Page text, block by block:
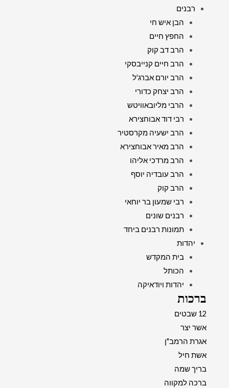
רבנים
הבן איש חי
החפץ חיים
הרב דב קוק
הרב חיים קנייבסקי
הרב יורם אברג'ל
הרב יצחק כדורי
הרבי מליובאוויטש
רבי דוד אבוחצירא
הרב ישעיה מקרסטיר
הרב מאיר אבוחצירא
הרב מרדכי אליהו
הרב עובדיה יוסף
הרב קוק
רבי שמעון בר יוחאי
רבנים שונים
תמונות רבנים ביחד
יהדות
בית המקדש
הכותל
יהדות ויודאיקה
ברכות
12 שבטים
אשר יצר
אגרת הרמב"ן
אשת חיל
בריך שמה
ברכה למקווה